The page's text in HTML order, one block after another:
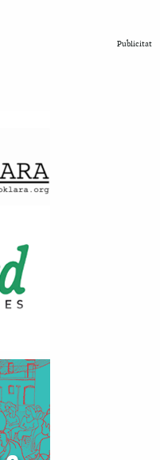
Publicitat